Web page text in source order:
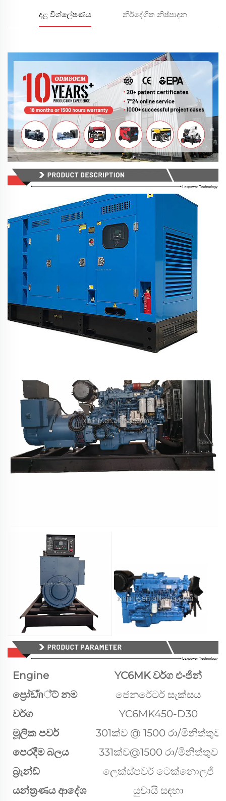
දළ විශ්ලේෂණය නිර්දේශිත නිෂ්පාදන
Engine
YC6MK වර්ග එංජින්
ප්‍රෝඩัก්ට් නම
ජෙනරේටර් සැක්සය
වර්ග
YC6MK450-D30
මූලික පවර්
301ක්ව @ 1500 රා/මිනිත්තුව
පෙරදීම බලය
331ක්ව@1500 රා/මිනිත්තුව
බ්‍රෑන්ඩ්
ලෙක්ස්පවර් ටෙක්නොලජි
යන්ත්‍රණය ආදේශ
යුචායි සඳහා